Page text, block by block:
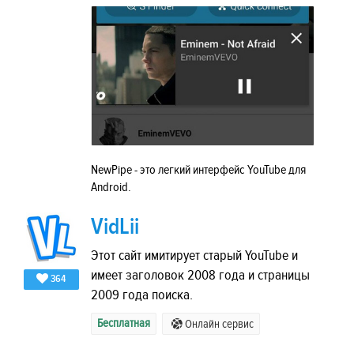
NewPipe - это легкий интерфейс YouTube для
Android.
364
VidLii
Этот сайт имитирует старый YouTube и
имеет заголовок 2008 года и страницы
2009 года поиска.
Бесплатная Онлайн сервис